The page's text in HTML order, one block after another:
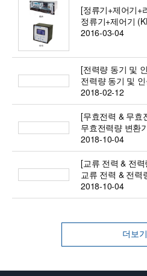
[정류기+제어기+
정류기+제어기
2016-03-04
[전력량 동기 및
전력량 동기 및
2018-02-12
[무효전력 & 무효
무효전력량 변환
2018-10-04
[교류 전력 & 전
교류 전력 & 전력
2018-10-04
더보기